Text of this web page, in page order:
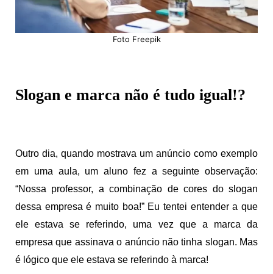
Foto Freepik
Slogan e marca não é tudo igual!?
Outro dia, quando mostrava um anúncio como exemplo
em uma aula, um aluno fez a seguinte observação:
“Nossa professor, a combinação de cores do slogan
dessa empresa é muito boa!” Eu tentei entender a que
ele estava se referindo, uma vez que a marca da
empresa que assinava o anúncio não tinha slogan. Mas
é lógico que ele estava se referindo à marca!